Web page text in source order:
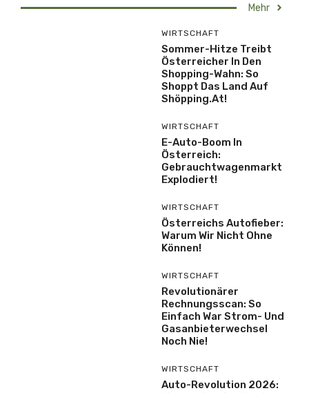
Mehr
WIRTSCHAFT
Sommer-Hitze Treibt
Österreicher In Den
Shopping-Wahn: So
Shoppt Das Land Auf
Shöpping.at!
WIRTSCHAFT
E-Auto-Boom In
Österreich:
Gebrauchtwagenmarkt
Explodiert!
WIRTSCHAFT
Österreichs Autofieber:
Warum Wir Nicht Ohne
Können!
WIRTSCHAFT
Revolutionärer
Rechnungsscan: So
Einfach War Strom- Und
Gasanbieterwechsel
Noch Nie!
WIRTSCHAFT
Auto-Revolution 2026: